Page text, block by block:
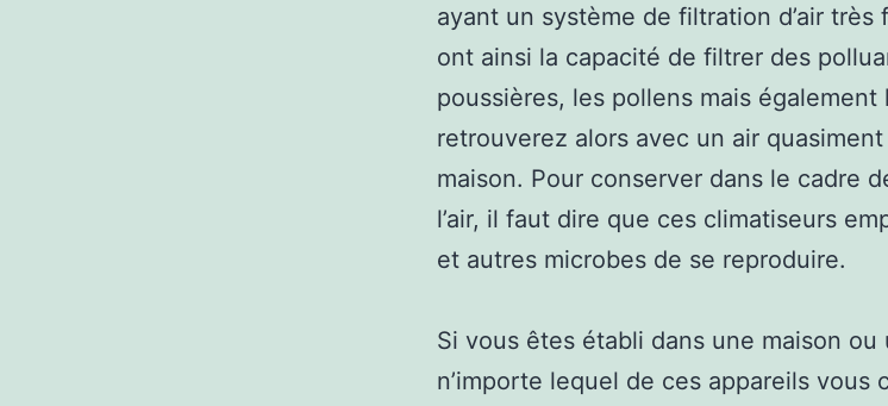
ayant un système de filtration d’air très
ont ainsi la capacité de filtrer des
poussières, les pollens mais
retrouverez alors avec un air
maison. Pour conserver dans le cadre
l’air, il faut dire que ces climatiseurs
et autres microbes de se reproduire.
Si vous êtes établi dans une maison ou
n’importe lequel de ces appareils vous